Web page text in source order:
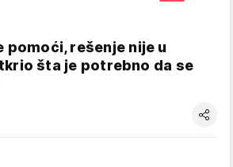
pomoći, rešenje nije u
šta je potrebno da se